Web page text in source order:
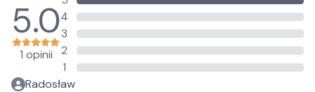
5.0
1 opinii
4
3
2
1
Radosław